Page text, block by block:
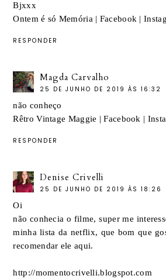
Bjxxx
Ontem é só Memória| Facebook |
RESPONDER
Magda Carvalho
25 DE JUNHO DE 2019 ÀS 16:32
não conheço
Rêtro Vintage Maggie |Facebook |
RESPONDER
Denise Crivelli
25 DE JUNHO DE 2019 ÀS 18:26
Oi
não conhecia o filme, super me
minha lista da netflix, que bom que
recomendar ele aqui.
http://momentocrivelli.blogspot.com